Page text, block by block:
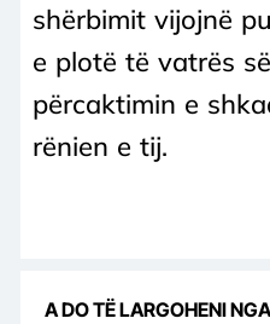
shërbimit vijojnë
e plotë të vatrës
përcaktimin e
rënien e tij.
A DO TË LARGOHENI